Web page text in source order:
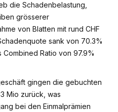
die Schadenbelastung,
grösserer
von Blatten mit rund CHF
sank von 70.3%
Ratio von 97.9%
gingen die gebuchten
Mio zurück, was
bei den Einmalprämien